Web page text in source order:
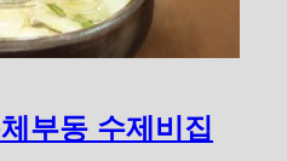
부동 수제비집